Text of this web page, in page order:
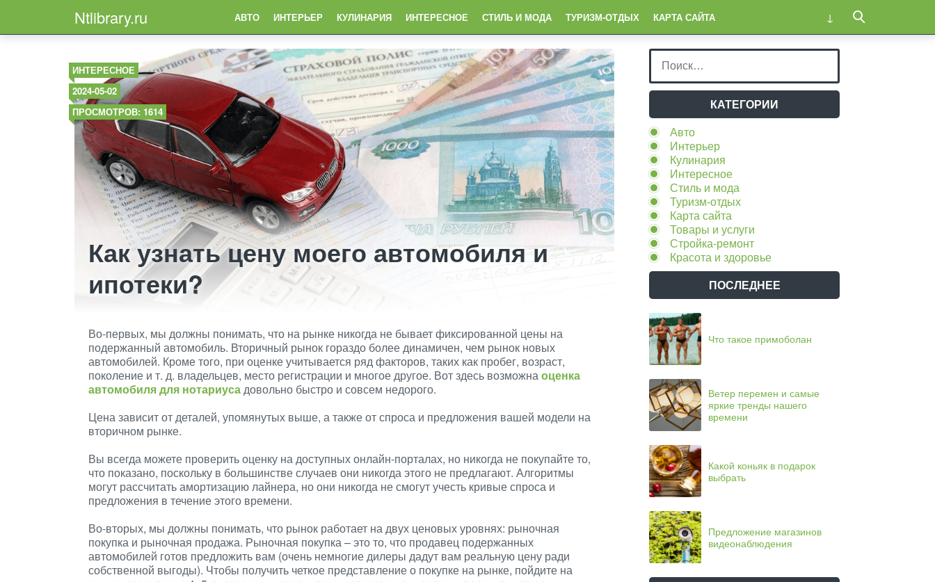
Ntlibrary.ru АВТО ИНТЕРЬЕР КУЛИНАРИЯ ИНТЕРЕСНОЕ СТИЛЬ И МОДА ТУРИЗМ-ОТДЫХ КАРТА САЙТА
ИНТЕРЕСНОЕ
2024-05-02
ПРОСМОТРОВ: 1614
Как узнать цену моего автомобиля и
ипотеки?
Во-первых, мы должны понимать, что на рынке никогда не бывает фиксированной цены на
подержанный автомобиль. Вторичный рынок гораздо более динамичен, чем рынок новых
автомобилей. Кроме того, при оценке учитывается ряд факторов, таких как пробег, возраст,
поколение и т. д. владельцев, место регистрации и многое другое. Вот здесь возможнаоценка
автомобиля для нотариусадовольно быстро и совсем недорого.
Цена зависит от деталей, упомянутых выше, а также от спроса и предложения вашей модели на
вторичном рынке.
Вы всегда можете проверить оценку на доступных онлайн-порталах, но никогда не покупайте то,
что показано, поскольку в большинстве случаев они никогда этого не предлагают. Алгоритмы
могут рассчитать амортизацию лайнера, но они никогда не смогут учесть кривые спроса и
предложения в течение этого времени.
Во-вторых, мы должны понимать, что рынок работает на двух ценовых уровнях: рыночная
покупка и рыночная продажа. Рыночная покупка – это то, что продавец подержанных
автомобилей готов предложить вам (очень немногие дилеры дадут вам реальную цену ради
собственной выгоды). Чтобы получить четкое представление о покупке на рынке, пойдите на
КАТЕГОРИИ
Авто
Интерьер
Кулинария
Интересное
Стиль и мода
Туризм-отдых
Карта сайта
Товары и услуги
Стройка-ремонт
Красота и здоровье
ПОСЛЕДНЕЕ
Что такое примоболан
Ветер перемен и самые
яркие тренды нашего
времени
Какой коньяк в подарок
выбрать
Предложение магазинов
видеонаблюдения